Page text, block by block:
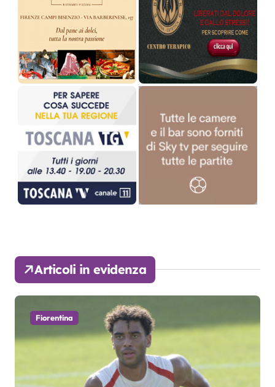
Articoli in evidenza
Fiorentina